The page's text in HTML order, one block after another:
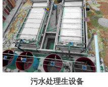
污水处理生设备